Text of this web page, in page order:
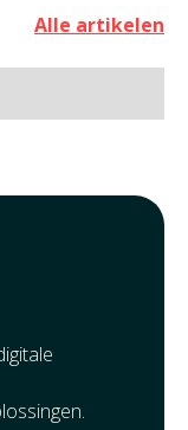
Alle artikelen